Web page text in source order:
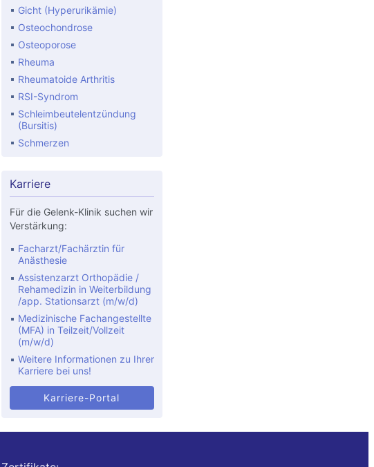
Gicht (Hyperurikämie)
Osteochondrose
Osteoporose
Rheuma
Rheumatoide Arthritis
RSI-Syndrom
Schleimbeutelentzündung
(Bursitis)
Schmerzen
Karriere
Für die Gelenk-Klinik suchen wir
Verstärkung:
Facharzt/Fachärztin für
Anästhesie
Assistenzarzt Orthopädie /
Rehamedizin in Weiterbildung
/app. Stationsarzt (m/w/d)
Medizinische Fachangestellte
(MFA) in Teilzeit/Vollzeit
(m/w/d)
Weitere Informationen zu Ihrer
Karriere bei uns!
Karriere-Portal